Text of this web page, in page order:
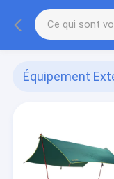
Équipement